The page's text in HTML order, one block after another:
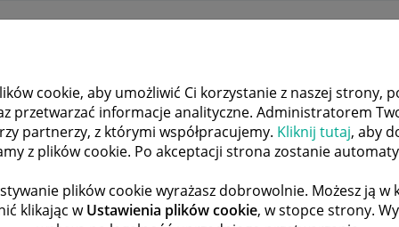
cookie, aby umożliwić Ci korzystanie z naszej strony,
przetwarzać informacje analityczne. Administratorem
partnerzy, z którymi współpracujemy. Kliknij tutaj, aby
z plików cookie. Po akceptacji strona zostanie
plików cookie wyrażasz dobrowolnie. Możesz ją w
klikając wUstawienia plików cookie, w stopce strony.
Odp.: Dlaczego nie ma opcji Szukaj w opisie?
POPRZEDNIA NASTĘPNA